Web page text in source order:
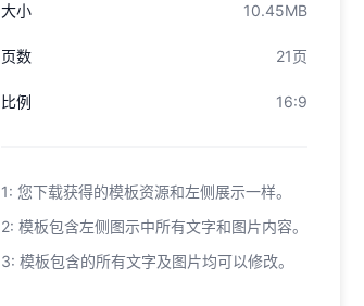
大小 10.45MB
页数 21页
比例 16:9
1: 您下载获得的模板资源和左侧展示一样。
2: 模板包含左侧图示中所有文字和图片内容。
3: 模板包含的所有文字及图片均可以修改。